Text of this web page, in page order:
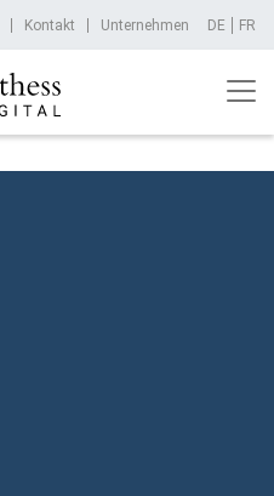
Kontakt Unternehmen DE FR